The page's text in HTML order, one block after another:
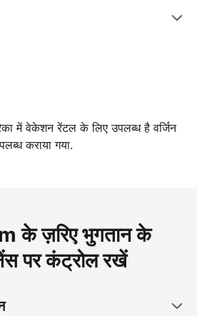
करें
में वेकेशन रेंटल के लिए उपलब्ध है वर्जिन
कराया गया.
के ज़रिए भुगतान के
पर कंट्रोल रखें